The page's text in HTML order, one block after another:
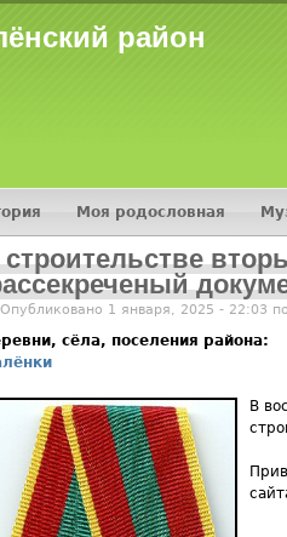
район
Опубликовано 1 января, 2025 - 22:03
сёла, поселения района:
В
Моя родословная